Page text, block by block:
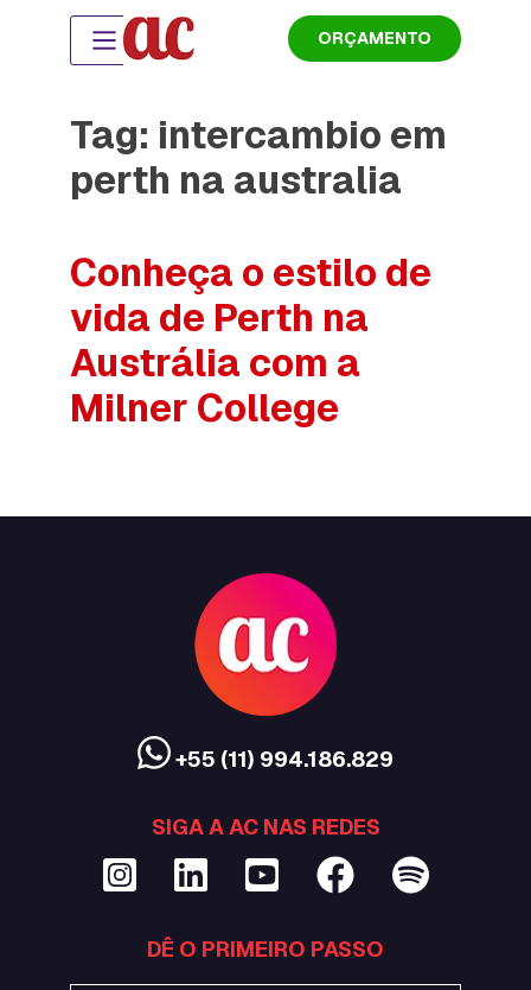
ORÇAMENTO
Tag: intercambio em
perth na australia
Conheça o estilo de
vida de Perth na
Austrália com a
Milner College
+55 (11) 994.186.829
SIGA A AC NAS REDES
DÊ O PRIMEIRO PASSO